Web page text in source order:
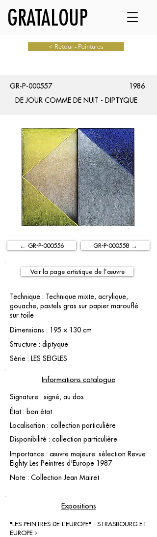
GRATALOUP
< Retour - Peintures
GR-P-000557
1986
DE JOUR COMME DE NUIT - DIPTYQUE
← GR-P-000556 GR-P-000558 →
Voir la page artistique de l’œuvre
Technique : Technique mixte, acrylique,
gouache, pastels gras sur papier marouflé
sur toile
Dimensions : 195 × 130 cm
Structure : diptyque
Série : LES SEIGLES
Informations catalogue
Signature : signé, au dos
État : bon état
Localisation : collection particulière
Disponibilité : collection particulière
Importance : œuvre majeure. sélection Revue
Eighty Les Peintres d'Europe 1987
Note : Collection Jean Mairet
Expositions
"LES PEINTRES DE L'EUROPE" - STRASBOURG ET
EUROPE ›